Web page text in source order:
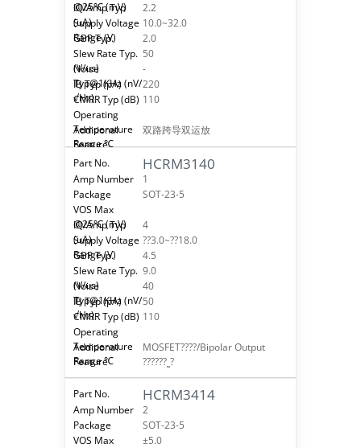
2.2
10.0~32.0
2.0
50
-
220
110
双路跨导双运放
HCRM3140
1
SOT-23-5
4
??3.0~??18.0
4.5
9.0
40
50
110
MOSFET????/Bipolar Output
??????˷?
HCRM3414
2
SOT-23-5
±5.0